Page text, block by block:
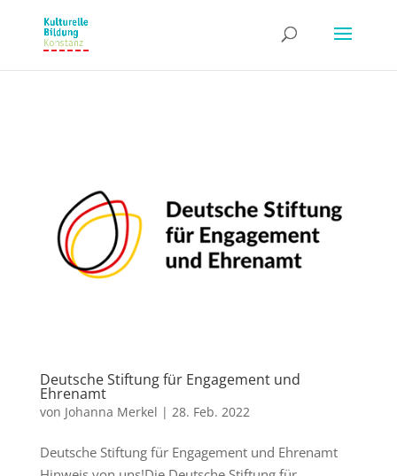
Deutsche Stiftung für Engagement und
Ehrenamt
von Johanna Merkel | 28. Feb. 2022
Deutsche Stiftung für Engagement und Ehrenamt